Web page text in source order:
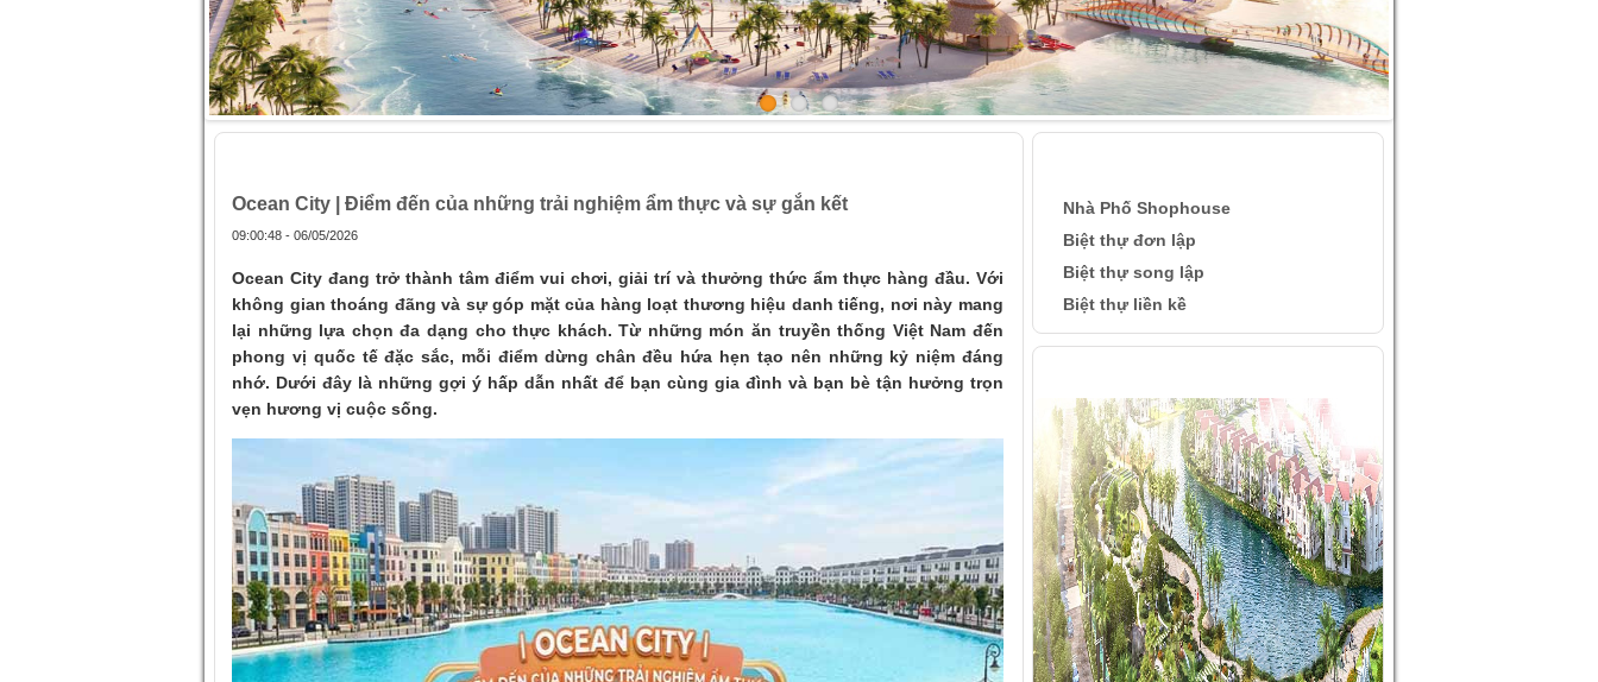
Ocean City | Điểm đến của những trải nghiệm ẩm thực và sự gắn kết
09:00:48 - 06/05/2026
Ocean City đang trở thành tâm điểm vui chơi, giải trí và thưởng thức ẩm thực hàng đầu. Với
không gian thoáng đãng và sự góp mặt của hàng loạt thương hiệu danh tiếng, nơi này mang
lại những lựa chọn đa dạng cho thực khách. Từ những món ăn truyền thống Việt Nam đến
phong vị quốc tế đặc sắc, mỗi điểm dừng chân đều hứa hẹn tạo nên những kỷ niệm đáng
nhớ. Dưới đây là những gợi ý hấp dẫn nhất để bạn cùng gia đình và bạn bè tận hưởng trọn
vẹn hương vị cuộc sống.
Nhà Phố Shophouse
Biệt thự đơn lập
Biệt thự song lập
Biệt thự liền kề